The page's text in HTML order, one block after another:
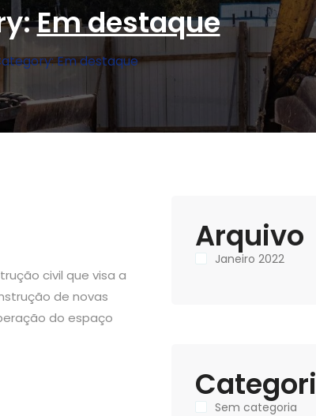
Em destaque
Em destaque
civil que visa a
de novas
do espaço
Arquivo
Janeiro 2022
Sem categoria